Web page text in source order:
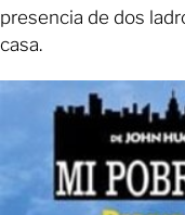
presencia de dos
casa.